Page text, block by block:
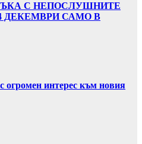
С НЕПОСЛУШНИТЕ
ДЕКЕМВРИ САМО В
огромен интерес към новия